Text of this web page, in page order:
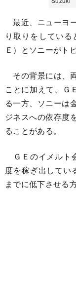
最近、ニューヨ
り取りをしてい
Ｅ）とソニーがト
その背景には、
ことに加えて、Ｇ
る一方、ソニーは
ジネスへの依存度
ることがある。
ＧＥのイメルト
度を稼ぎ出してい
までに低下させる